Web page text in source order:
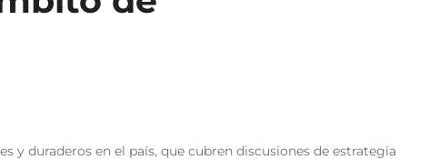
y duraderos en el país, que cubren discusiones de estrategia